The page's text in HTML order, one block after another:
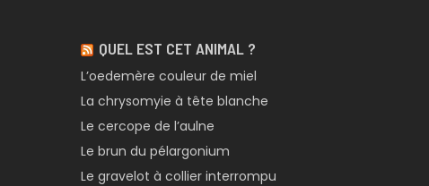
QUEL EST CET ANIMAL ?
L’oedemère couleur de miel
La chrysomyie à tête blanche
Le cercope de l’aulne
Le brun du pélargonium
Le gravelot à collier interrompu